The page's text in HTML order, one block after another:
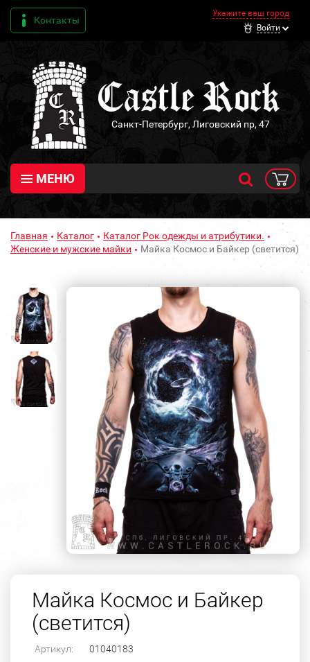
Контакты
Укажите ваш город
Войти
Санкт-Петербург, Лиговский пр, 47
МЕНЮ
Главная Каталог
Каталог Рок одежды и атрибутики.
Женские и мужские майки
Майка Космос и Байкер (светится)
Майка Космос и Байкер
(светится)
Артикул: 01040183